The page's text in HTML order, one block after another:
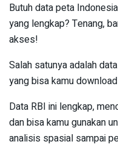
Butuh data peta
yang lengkap? Tenang,
akses!
Salah satunya adalah
yang bisa kamu download
Data RBI ini lengkap,
dan bisa kamu gunakan
analisis spasial sampai